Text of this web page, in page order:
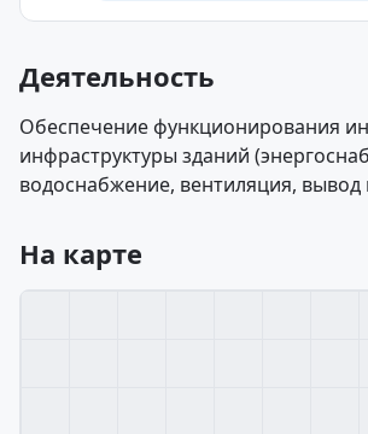
Деятельность
Обеспечение функционирования
инфраструктуры зданий
водоснабжение, вентиляция, вывод
На карте